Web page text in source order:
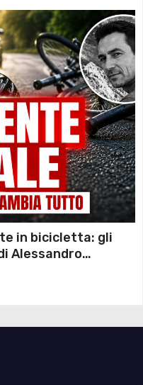
in bicicletta: gli
Alessandro